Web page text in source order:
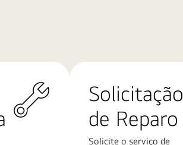
Solicitação
de Reparo
Solicite o serviço de